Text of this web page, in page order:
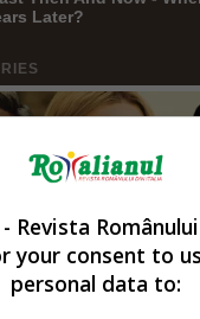
Revista
your consent to
personal data to: